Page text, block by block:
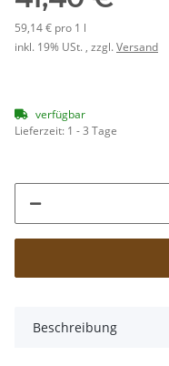
59,14 € pro 1 l
inkl. 19% USt. , zzgl.Versand
verfügbar
Lieferzeit: 1 - 3 Tage
Beschreibung